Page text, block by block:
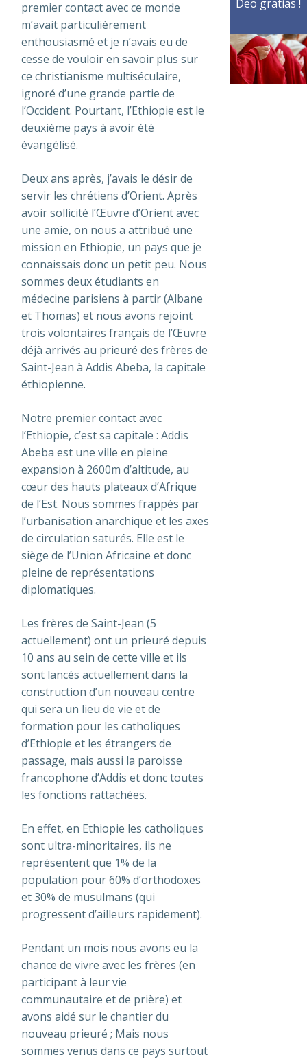
premier contact avec ce monde
m’avait particulièrement
enthousiasmé et je n’avais eu de
cesse de vouloir en savoir plus sur
ce christianisme multiséculaire,
ignoré d’une grande partie de
l’Occident. Pourtant, l’Ethiopie est le
deuxième pays à avoir été
évangélisé.
Deux ans après, j’avais le désir de
servir les chrétiens d’Orient. Après
avoir sollicité l’Œuvre d’Orient avec
une amie, on nous a attribué une
mission en Ethiopie, un pays que je
connaissais donc un petit peu. Nous
sommes deux étudiants en
médecine parisiens à partir (Albane
et Thomas) et nous avons rejoint
trois volontaires français de l’Œuvre
déjà arrivés au prieuré des frères de
Saint-Jean à Addis Abeba, la capitale
éthiopienne.
Notre premier contact avec
l’Ethiopie, c’est sa capitale : Addis
Abeba est une ville en pleine
expansion à 2600m d’altitude, au
cœur des hauts plateaux d’Afrique
de l’Est. Nous sommes frappés par
l’urbanisation anarchique et les axes
de circulation saturés. Elle est le
siège de l’Union Africaine et donc
pleine de représentations
diplomatiques.
Les frères de Saint-Jean (5
actuellement) ont un prieuré depuis
10 ans au sein de cette ville et ils
sont lancés actuellement dans la
construction d’un nouveau centre
qui sera un lieu de vie et de
formation pour les catholiques
d’Ethiopie et les étrangers de
passage, mais aussi la paroisse
francophone d’Addis et donc toutes
les fonctions rattachées.
En effet, en Ethiopie les catholiques
sont ultra-minoritaires, ils ne
représentent que 1% de la
population pour 60% d’orthodoxes
et 30% de musulmans (qui
progressent d’ailleurs rapidement).
Pendant un mois nous avons eu la
chance de vivre avec les frères (en
participant à leur vie
communautaire et de prière) et
avons aidé sur le chantier du
nouveau prieuré ; Mais nous
sommes venus dans ce pays surtout
Deo gratias !